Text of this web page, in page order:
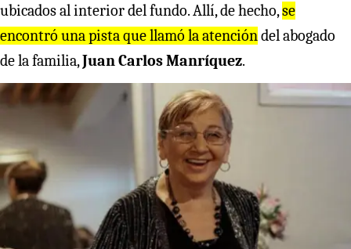
ubicados al interior del fundo. Allí, de hecho,se
encontró una pista que llamó la atencióndel abogado
de la familia,Juan Carlos Manríquez.